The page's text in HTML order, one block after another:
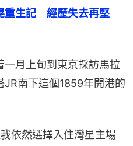
重生記　經歷失去再堅
月上旬到東京採訪馬拉
南下這個1859年開港的
依然選擇入住灣星主場